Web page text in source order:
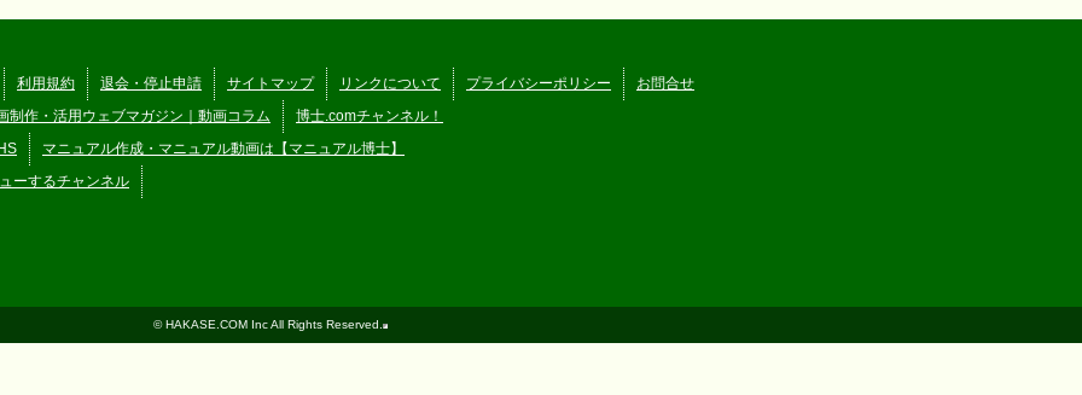
利用規約 退会・停止申請 サイトマップ リンクについて プライバシーポリシー
お問合せ
制作・活用ウェブマガジン｜動画コラム
博士.comチャンネル！
マニュアル作成・マニュアル動画は【マニュアル博士】
ーするチャンネル
© HAKASE.COM Inc All Rights Reserved.